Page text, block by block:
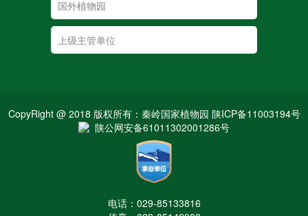
CopyRight @ 2018 版权所有：秦岭国家植物园 陕ICP备11003194号
陕公网安备61011302001286号
电话：029-85133816